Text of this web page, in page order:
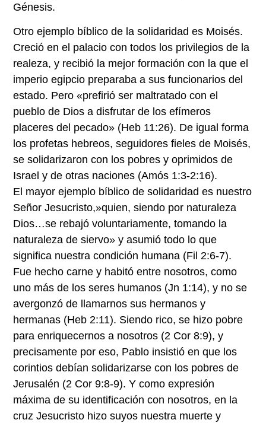
Génesis.
Otro ejemplo bíblico de la solidaridad es Moisés.
Creció en el palacio con todos los privilegios de la
realeza, y recibió la mejor formación con la que el
imperio egipcio preparaba a sus funcionarios del
estado. Pero «prefirió ser maltratado con el
pueblo de Dios a disfrutar de los efímeros
placeres del pecado» (Heb 11:26). De igual forma
los profetas hebreos, seguidores fieles de Moisés,
se solidarizaron con los pobres y oprimidos de
Israel y de otras naciones (Amós 1:3-2:16).
El mayor ejemplo bíblico de solidaridad es nuestro
Señor Jesucristo,»quien, siendo por naturaleza
Dios…se rebajó voluntariamente, tomando la
naturaleza de siervo» y asumió todo lo que
significa nuestra condición humana (Fil 2:6-7).
Fue hecho carne y habitó entre nosotros, como
uno más de los seres humanos (Jn 1:14), y no se
avergonzó de llamarnos sus hermanos y
hermanas (Heb 2:11). Siendo rico, se hizo pobre
para enriquecernos a nosotros (2 Cor 8:9), y
precisamente por eso, Pablo insistió en que los
corintios debían solidarizarse con los pobres de
Jerusalén (2 Cor 9:8-9). Y como expresión
máxima de su identificación con nosotros, en la
cruz Jesucristo hizo suyos nuestra muerte y